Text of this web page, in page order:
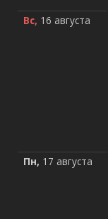
Вс, 16 августа
Пн, 17 августа